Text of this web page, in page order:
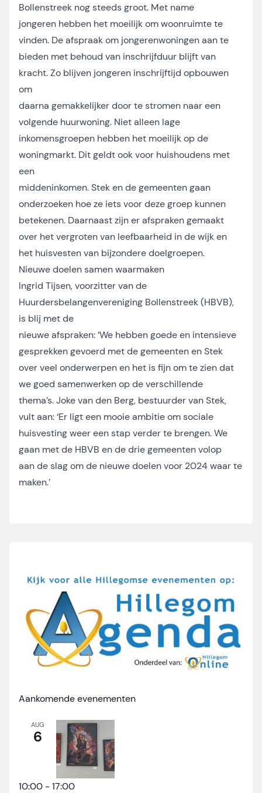
Bollenstreek nog steeds groot. Met name
jongeren hebben het moeilijk om woonruimte te
vinden. De afspraak om jongerenwoningen aan te
bieden met behoud van inschrijfduur blijft van
kracht. Zo blijven jongeren inschrijftijd opbouwen
om
daarna gemakkelijker door te stromen naar een
volgende huurwoning. Niet alleen lage
inkomensgroepen hebben het moeilijk op de
woningmarkt. Dit geldt ook voor huishoudens met
een
middeninkomen. Stek en de gemeenten gaan
onderzoeken hoe ze iets voor deze groep kunnen
betekenen. Daarnaast zijn er afspraken gemaakt
over het vergroten van leefbaarheid in de wijk en
het huisvesten van bijzondere doelgroepen.
Nieuwe doelen samen waarmaken
Ingrid Tijsen, voorzitter van de
Huurdersbelangenvereniging Bollenstreek (HBVB),
is blij met de
nieuwe afspraken: ‘We hebben goede en intensieve
gesprekken gevoerd met de gemeenten en Stek
over veel onderwerpen en het is fijn om te zien dat
we goed samenwerken op de verschillende
thema’s. Joke van den Berg, bestuurder van Stek,
vult aan: ‘Er ligt een mooie ambitie om sociale
huisvesting weer een stap verder te brengen. We
gaan met de HBVB en de drie gemeenten volop
aan de slag om de nieuwe doelen voor 2024 waar te
maken.’
Aankomende evenementen
AUG
6
10:00 -17:00